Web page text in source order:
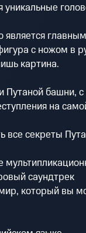
с ножом в
картина.
Путаной башни,
на
все секреты
саундтрек
который вы